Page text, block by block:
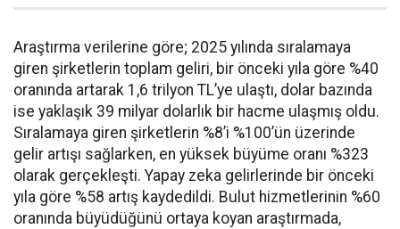
Araştırma verilerine göre; 2025 yılında sıralamaya
giren şirketlerin toplam geliri, bir önceki yıla göre %40
oranında artarak 1,6 trilyon TL’ye ulaştı, dolar bazında
ise yaklaşık 39 milyar dolarlık bir hacme ulaşmış oldu.
Sıralamaya giren şirketlerin %8’i %100’ün üzerinde
gelir artışı sağlarken, en yüksek büyüme oranı %323
olarak gerçekleşti. Yapay zeka gelirlerinde bir önceki
yıla göre %58 artış kaydedildi. Bulut hizmetlerinin %60
oranında büyüdüğünü ortaya koyan araştırmada,